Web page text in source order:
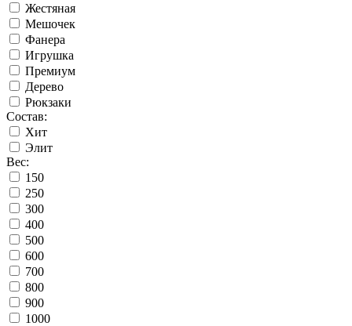
Жестяная
Мешочек
Фанера
Игрушка
Премиум
Дерево
Рюкзаки
Состав:
Хит
Элит
Вес:
150
250
300
400
500
600
700
800
900
1000